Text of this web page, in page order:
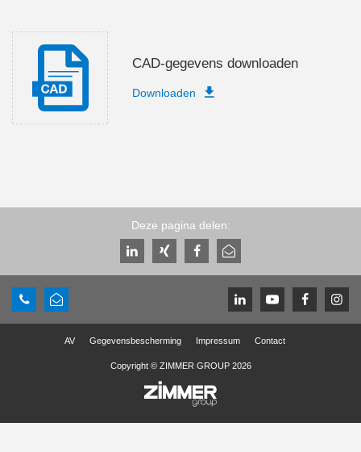
CAD-gegevens downloaden
Downloaden
Deze pagina delen:
AV Gegevensbescherming Impressum Contact
Copyright © ZIMMER GROUP 2026